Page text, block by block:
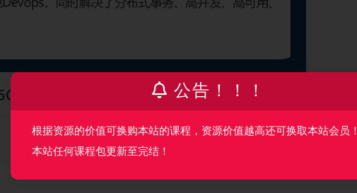
KuG9Iw?pwd=9d9y
公告！！！
根据资源的价值可换购本站的课程，资源价值越高还可换取本站会员！
本站任何课程包更新至完结！